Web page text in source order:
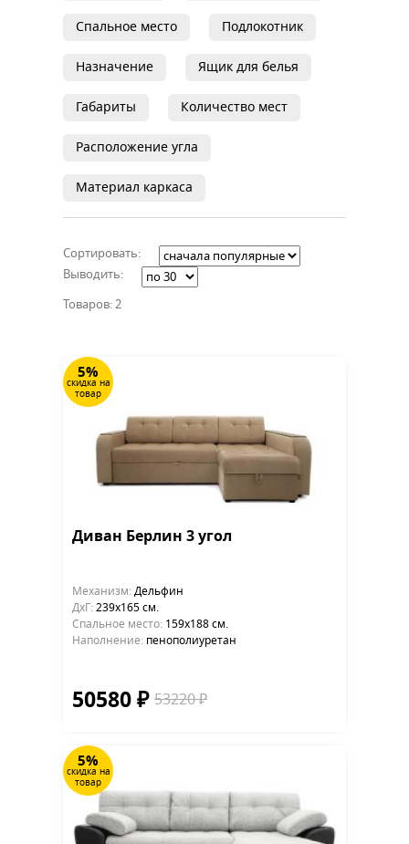
Спальное место Подлокотник
Назначение Ящик для белья
Габариты Количество мест
Расположение угла
Материал каркаса
Сортировать:
Выводить:
Товаров: 2
5%
скидка на
товар
Диван Берлин 3 угол
Механизм: Дельфин
ДхГ: 239х165 см.
Cпальное место: 159х188 см.
Наполнение: пенополиуретан
50580 ₽ 53220 ₽
5%
скидка на
товар